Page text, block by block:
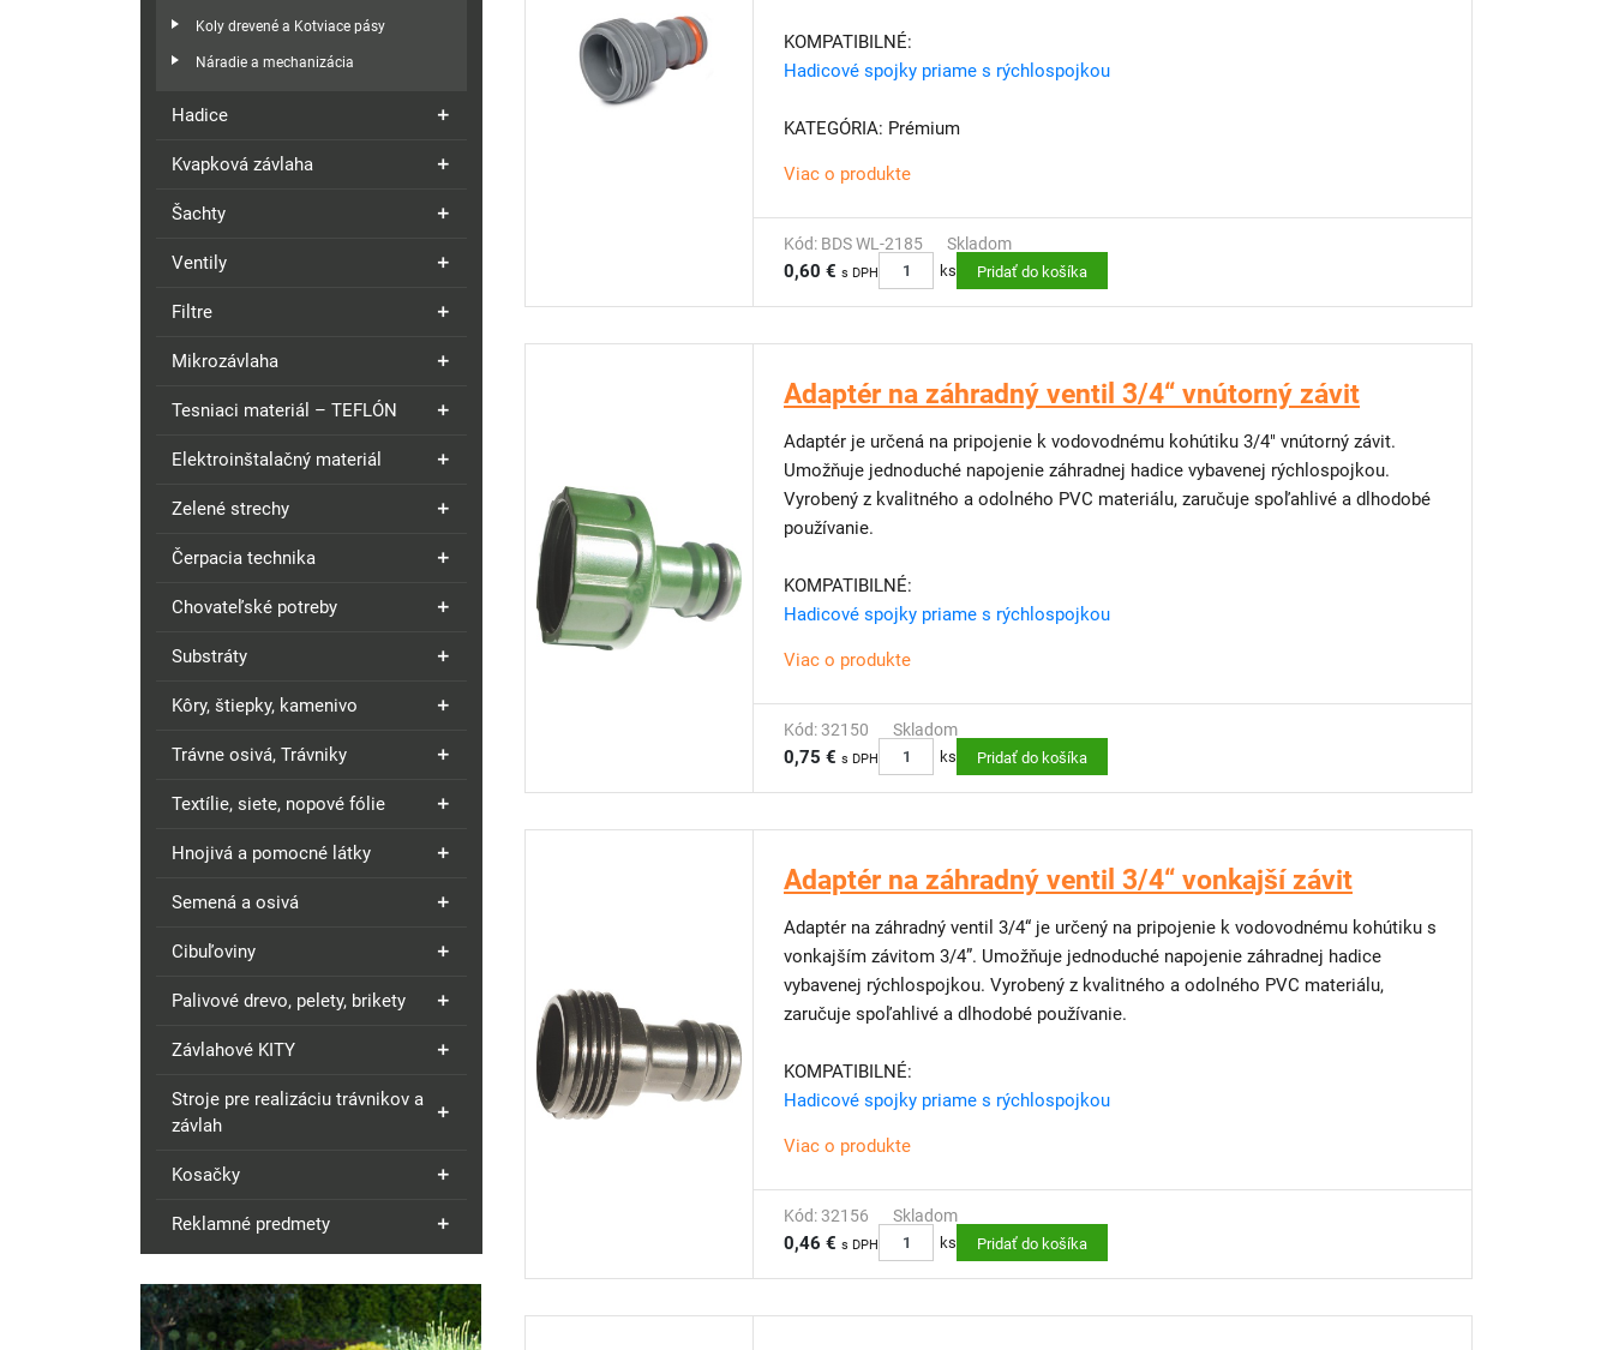
Koly drevené a Kotviace pásy
Náradie a mechanizácia
Hadice
Kvapková závlaha
Šachty
Ventily
Filtre
Mikrozávlaha
Tesniaci materiál – TEFLÓN
Elektroinštalačný materiál
Zelené strechy
Čerpacia technika
Chovateľské potreby
Substráty
Kôry, štiepky, kamenivo
Trávne osivá, Trávniky
Textílie, siete, nopové fólie
Hnojivá a pomocné látky
Semená a osivá
Cibuľoviny
Palivové drevo, pelety, brikety
Závlahové KITY
Stroje pre realizáciu trávnikov a
závlah
Kosačky
Reklamné predmety
KOMPATIBILNÉ:
Hadicové spojky priame s rýchlospojkou
KATEGÓRIA: Prémium
Viac o produkte
Kód: BDS WL-2185 Skladom
0,60 € s DPH ks Pridať do košíka
Adaptér na záhradný ventil 3/4“ vnútorný závit
Adaptér je určená na pripojenie k vodovodnému kohútiku 3/4" vnútorný závit.
Umožňuje jednoduché napojenie záhradnej hadice vybavenej rýchlospojkou.
Vyrobený z kvalitného a odolného PVC materiálu, zaručuje spoľahlivé a dlhodobé
používanie.
KOMPATIBILNÉ:
Hadicové spojky priame s rýchlospojkou
Viac o produkte
Kód: 32150 Skladom
0,75 € s DPH ks Pridať do košíka
Adaptér na záhradný ventil 3/4“ vonkajší závit
Adaptér na záhradný ventil 3/4“ je určený na pripojenie k vodovodnému kohútiku s
vonkajším závitom 3/4”. Umožňuje jednoduché napojenie záhradnej hadice
vybavenej rýchlospojkou. Vyrobený z kvalitného a odolného PVC materiálu,
zaručuje spoľahlivé a dlhodobé používanie.
KOMPATIBILNÉ:
Hadicové spojky priame s rýchlospojkou
Viac o produkte
Kód: 32156 Skladom
0,46 € s DPH ks Pridať do košíka